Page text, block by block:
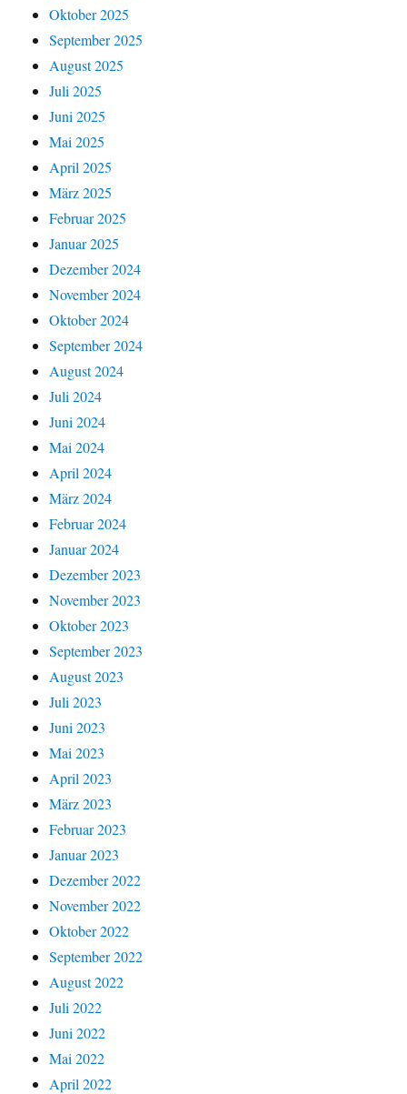
Oktober 2025
September 2025
August 2025
Juli 2025
Juni 2025
Mai 2025
April 2025
März 2025
Februar 2025
Januar 2025
Dezember 2024
November 2024
Oktober 2024
September 2024
August 2024
Juli 2024
Juni 2024
Mai 2024
April 2024
März 2024
Februar 2024
Januar 2024
Dezember 2023
November 2023
Oktober 2023
September 2023
August 2023
Juli 2023
Juni 2023
Mai 2023
April 2023
März 2023
Februar 2023
Januar 2023
Dezember 2022
November 2022
Oktober 2022
September 2022
August 2022
Juli 2022
Juni 2022
Mai 2022
April 2022